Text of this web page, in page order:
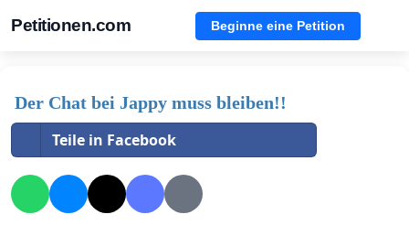
Petitionen.com Beginne eine Petition
Der Chat bei Jappy muss bleiben!!
Teile in Facebook